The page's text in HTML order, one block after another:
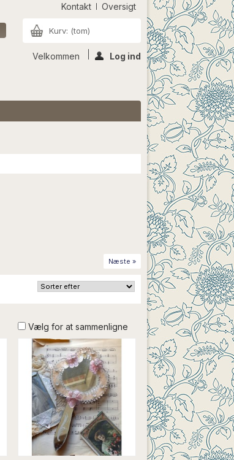
Kontakt Oversigt
Kurv: (tom)
Velkommen Log ind
Næste »
Vælg for at sammenligne